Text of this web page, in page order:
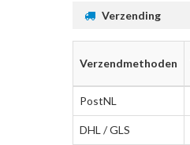
Verzending
Verzendmethoden
PostNL
DHL / GLS